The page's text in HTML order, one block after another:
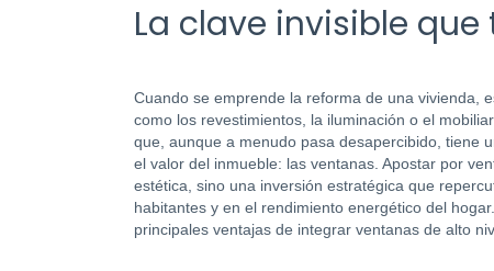
La clave invisible
Cuando se emprende la reforma de una vivienda,
como los revestimientos, la iluminación o el
que, aunque a menudo pasa desapercibido, tiene
el valor del inmueble: las ventanas. Apostar por
estética, sino una inversión estratégica que
habitantes y en el rendimiento energético del
principales ventajas de integrar ventanas de alto